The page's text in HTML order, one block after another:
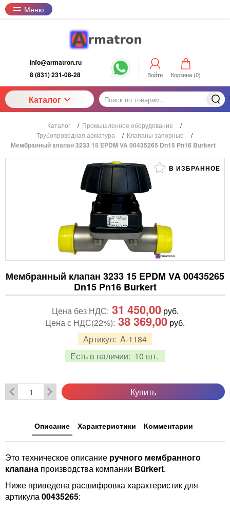
Меню
info@armatron.ru
8 (831) 231-08-28
Войти Корзина (0)
Каталог
Каталог / Промышленное оборудование
/
Трубопроводная арматура
/ Клапаны запорные /
Мембранный клапан 3233 15 EPDM VA 00435265 Dn15 Pn16 Burkert
В ИЗБРАННОЕ
Мембранный клапан 3233 15 EPDM VA 00435265
Dn15 Pn16 Burkert
Артикул: A-1184
Есть в наличии: 10 шт.
Цена без НДС: 31 450,00руб.
Цена с НДС(22%): 38 369,00 руб.
Купить
Описание Характеристики Комментарии
Это техническое описание ручного мембранного
клапана производства компании Bürkert.
Ниже приведена расшифровка характеристик для
артикула00435265: